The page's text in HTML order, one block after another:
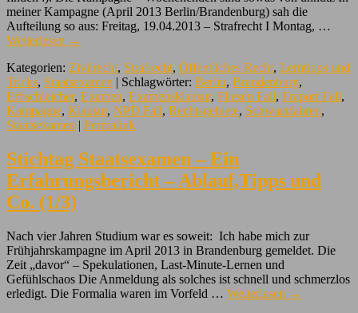
meiner Kampagne (April 2013 Berlin/Brandenburg) sah die
Aufteilung so aus: Freitag, 19.04.2013 – Strafrecht I Montag, …
Weiterlesen →
Kategorien: Zivilrecht, Strafrecht, Öffentliches Recht, Lerntipps und
Tricks, Staatsexamen | Schlagwörter: Berlin, Brandenburg,
Erbschleicher, Examen, Examensklausur, Fliesen Fall, Fraport Fall,
Kampagne, Klausur, NPD Fall, Rechtsgebiete, Schwarzfahren,
Staatsexamen | Permalink
Stichtag Staatsexamen – Ein
Erfahrungsbericht – Ablauf,Tipps und
Co. (1/3)
Nach vier Jahren Studium war es soweit: Ich habe mich zur
Frühjahrskampagne im April 2013 in Brandenburg gemeldet. Die
Zeit „davor“ – Spekulationen, Last-Minute-Lernen und
Gefühlschaos Die Anmeldung als solches ist schnell und schmerzlos
erledigt. Die Formalia waren im Vorfeld … Weiterlesen →